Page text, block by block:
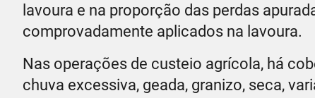
lavoura e na proporção das perdas
comprovadamente aplicados na lavoura.
Nas operações de custeio agrícola, há
chuva excessiva, geada, granizo, seca,